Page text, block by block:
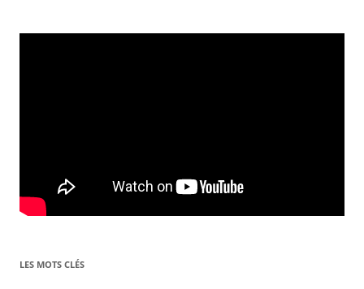
LES MOTS CLÉS